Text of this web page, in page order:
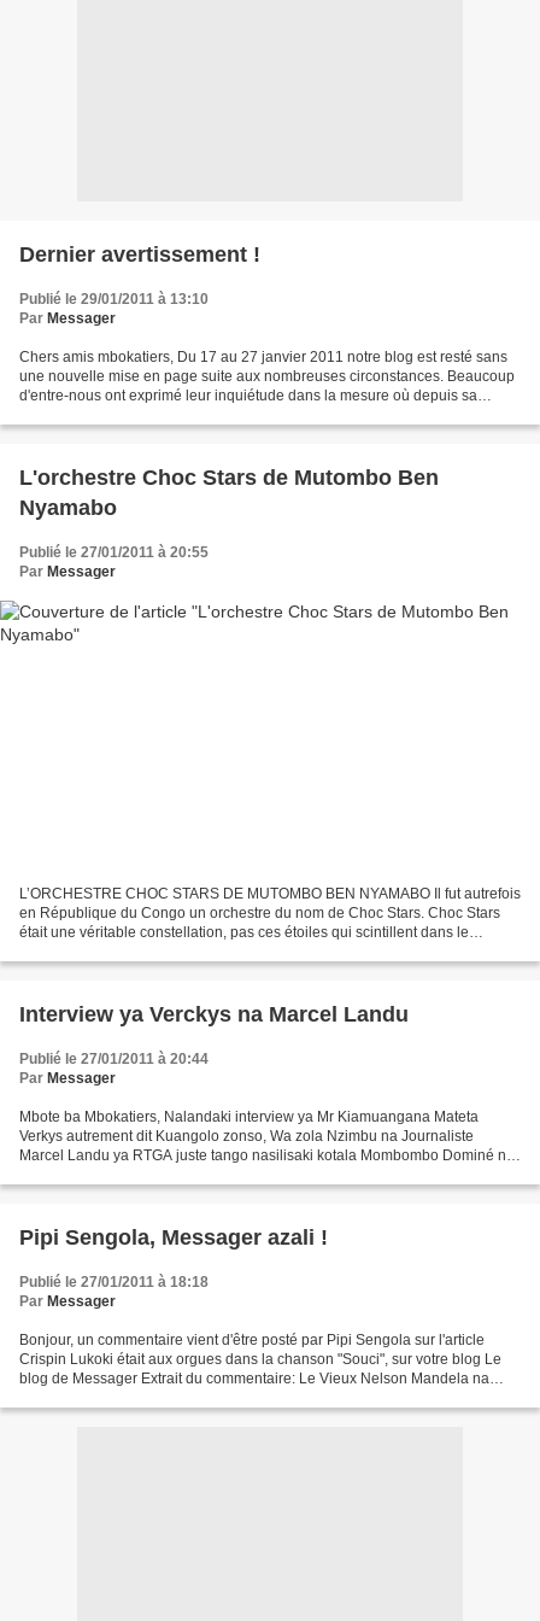
Dernier avertissement !
Publié le 29/01/2011 à 13:10
Par Messager
Chers amis mbokatiers, Du 17 au 27 janvier 2011 notre blog est resté sans
une nouvelle mise en page suite aux nombreuses circonstances. Beaucoup
d'entre-nous ont exprimé leur inquiétude dans la mesure où depuis sa
L'orchestre Choc Stars de Mutombo Ben
Nyamabo
Publié le 27/01/2011 à 20:55
Par Messager
L’ORCHESTRE CHOC STARS DE MUTOMBO BEN NYAMABO Il fut autrefois
en République du Congo un orchestre du nom de Choc Stars. Choc Stars
était une véritable constellation, pas ces étoiles qui scintillent dans le
Interview ya Verckys na Marcel Landu
Publié le 27/01/2011 à 20:44
Par Messager
Mbote ba Mbokatiers, Nalandaki interview ya Mr Kiamuangana Mateta
Verkys autrement dit Kuangolo zonso, Wa zola Nzimbu na Journaliste
Marcel Landu ya RTGA juste tango nasilisaki kotala Mombombo Dominé na
Pipi Sengola, Messager azali !
Publié le 27/01/2011 à 18:18
Par Messager
Bonjour, un commentaire vient d'être posté par Pipi Sengola sur l'article
Crispin Lukoki était aux orgues dans la chanson "Souci", sur votre blog Le
blog de Messager Extrait du commentaire: Le Vieux Nelson Mandela na